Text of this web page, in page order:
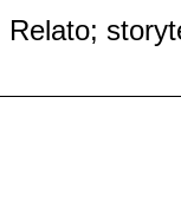
Relato;